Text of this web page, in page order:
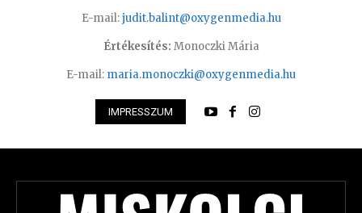
E-mail:judit.balint@oxygenmedia.hu
Értékesítés: Monoczki Mária
E-mail: maria.monoczki@oxygenmedia.hu
IMPRESSZUM